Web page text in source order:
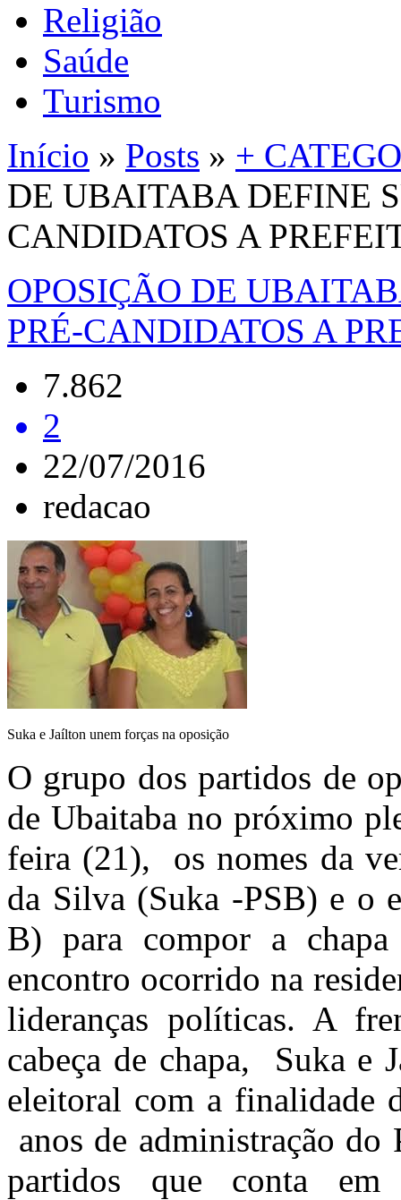
Religião
Saúde
Turismo
Início » Posts » +
DE UBAITABA DEFINE
CANDIDATOS A
OPOSIÇÃO DE
PRÉ-CANDIDATOS A
7.862
2
22/07/2016
redacao
Suka e Jaílton unem forças na oposição
O grupo dos partidos de
de Ubaitaba no próximo
feira (21), os nomes da
da Silva (Suka -PSB) e o
B) para compor a
encontro ocorrido na
lideranças políticas. A
cabeça de chapa, Suka e
eleitoral com a finalidade
anos de administração
partidos que conta em